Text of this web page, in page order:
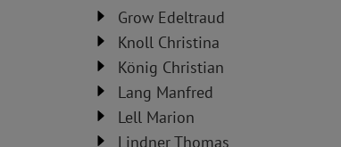
Grow Edeltraud
Knoll Christina
König Christian
Lang Manfred
Lell Marion
Lindner Thomas